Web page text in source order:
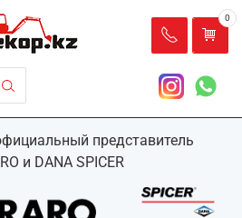
представитель
и DANA SPICER
0